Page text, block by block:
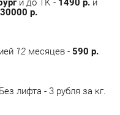
месяцев -
лифта - 3 рубля за кг.